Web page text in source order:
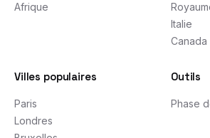
Afrique
Italie
Canada
Villes populaires
Paris
Londres
Outils
Phase